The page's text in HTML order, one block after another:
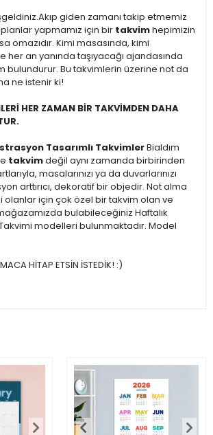
giden zamanı takip etmemiz
yapmamız için bir takvimhepimizin
omazıdır. Kimi masasında, kimi
her an yanında taşıyacağı ajandasında
bulundurur. Bu takvimlerin üzerine not da
ne istenir ki!
HER ZAMAN BİR TAKVİMDEN DAHA
Tasarımlı TakvimlerBialdım
takvimdeğil aynı zamanda birbirinden
masalarınızı ya da duvarlarınızı
arttırıcı, dekoratif bir objedir. Not alma
olanlar için çok özel bir takvim olan ve
bulabileceğiniz Haftalık
Takvimi modelleri bulunmaktadır. Model
HİTAP ETSİN İSTEDİK! :)